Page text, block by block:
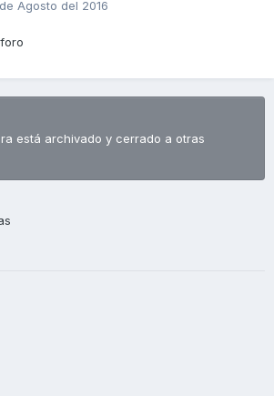
Agosto del 2016
está archivado y cerrado a otras